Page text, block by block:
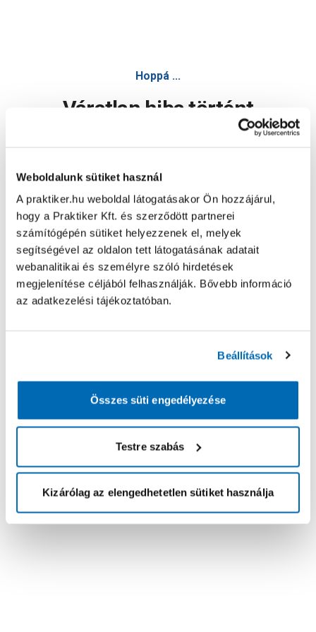
Weboldalunk sütiket használ
A praktiker.hu weboldal látogatásakor Ön hozzájárul,
hogy a Praktiker Kft. és szerződött partnerei
számítógépén sütiket helyezzenek el, melyek
segítségével az oldalon tett látogatásának adatait
webanalitikai és személyre szóló hirdetések
megjelenítése céljából felhasználják. Bővebb információ
az adatkezelési tájékoztatóban.
Beállítások
Összes süti engedélyezése
Testre szabás
Kizárólag az elengedhetetlen sütiket használja
Hoppá ...
Váratlan hiba történt
Oldal újratöltése